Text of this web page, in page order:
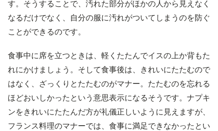
す。そうすることで、汚れた部分がほかの人から見えなく
なるだけでなく、自分の服に汚れがついてしまうのを防ぐ
ことができるのです。
食事中に席を立つときは、軽くたたんでイスの上か背もた
れにかけましょう。そして食事後は、きれいにたたむので
はなく、ざっくりとたたむのがマナー。たたむのを忘れる
ほどおいしかったという意思表示になるそうです。ナプキ
ンをきれいにたたんだ方が礼儀正しいように見えますが、
フランス料理のマナーでは、食事に満足できなかったとい